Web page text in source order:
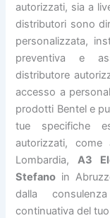
autorizzati, sia a
distributori sono
personalizzata,
preventiva e
distributore
accesso a
prodotti Bentel e
tue specifiche
autorizzati, come
Lombardia,A3
Stefano in
dalla
continuativa del